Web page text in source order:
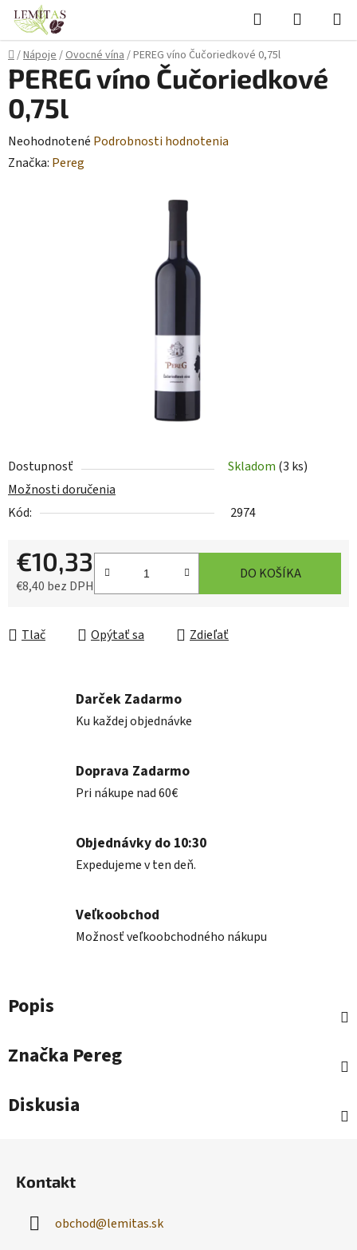
Prejsť
obsah
Hľadať
KOŠÍK
Domov
/Nápoje/Ovocné vína/PEREG víno Čučoriedkové 0,75l
Dostupnosť Skladom (3 ks)
Možnosti doručenia
Kód:
2974
€10,33
€8,40 bez DPH
DO KOŠÍKA
Tlač Opýtať sa Zdieľať
PEREG víno Čučoriedkové
0,75l
Priemerné
hodnotenie
Neohodnotené Podrobnosti hodnotenia
Značka: Pereg
Darček Zadarmo
Ku každej objednávke
Doprava Zadarmo
Pri nákupe nad 60€
Objednávky do 10:30
Expedujeme v ten deň.
Veľkoobchod
Možnosť veľkoobchodného nákupu
Popis
Značka Pereg
Diskusia
Kontakt
obchod@lemitas.sk